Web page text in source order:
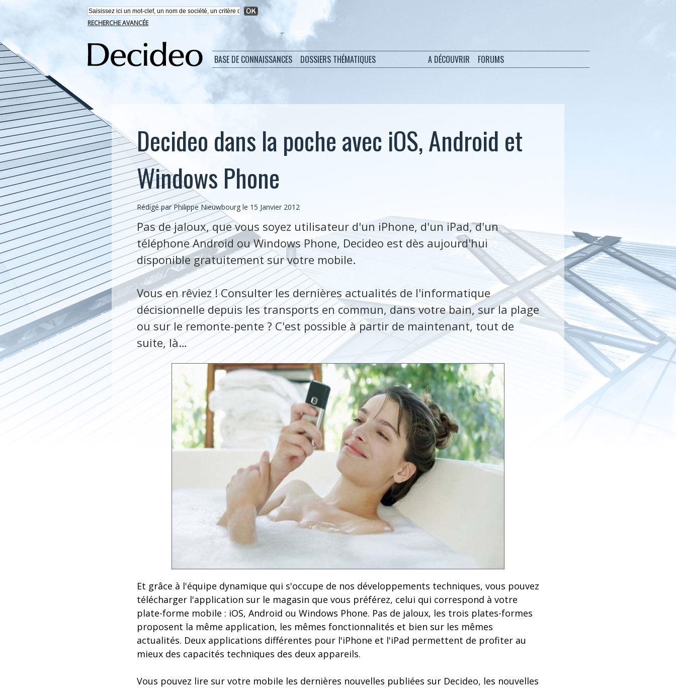
RECHERCHE AVANCÉE
BASE DE CONNAISSANCES DOSSIERS THÉMATIQUES A DÉCOUVRIR FORUMS
Decideo dans la poche avec iOS, Android et
Windows Phone
Rédigé parPhilippe Nieuwbourgle 15 Janvier 2012
Pas de jaloux, que vous soyez utilisateur d'un iPhone, d'un iPad, d'un
téléphone Android ou Windows Phone, Decideo est dès aujourd'hui
disponible gratuitement sur votre mobile.
Vous en rêviez ! Consulter les dernières actualités de l'informatique
décisionnelle depuis les transports en commun, dans votre bain, sur la plage
ou sur le remonte-pente ? C'est possible à partir de maintenant, tout de
suite, là…
Et grâce à l'équipe dynamique qui s'occupe de nos développements techniques, vous pouvez
télécharger l'application sur le magasin que vous préférez, celui qui correspond à votre
plate-forme mobile : iOS, Android ou Windows Phone. Pas de jaloux, les trois plates-formes
proposent la même application, les mêmes fonctionnalités et bien sur les mêmes
actualités. Deux applications différentes pour l'iPhone et l'iPad permettent de profiter au
mieux des capacités techniques des deux appareils.
Vous pouvez lire sur votre mobile les dernières nouvelles publiées sur Decideo, les nouvelles